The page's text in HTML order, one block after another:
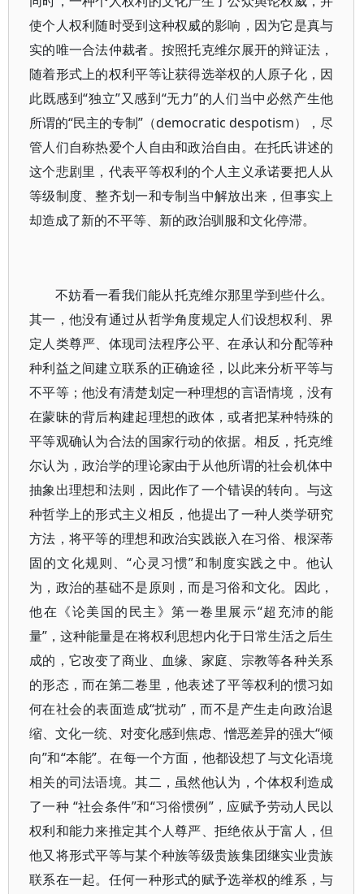
使个人权利随时受到这种权威的影响，因为它是真与
实的唯一合法仲裁者。按照托克维尔展开的辩证法，
随着形式上的权利平等让获得选举权的人原子化，因
此既感到“独立”又感到“无力”的人们当中必然产生他
所谓的“民主的专制”（democratic despotism），尽
管人们自称热爱个人自由和政治自由。在托氏讲述的
这个悲剧里，代表平等权利的个人主义承诺要把人从
等级制度、整齐划一和专制当中解放出来，但事实上
却造成了新的不平等、新的政治驯服和文化停滞。
不妨看一看我们能从托克维尔那里学到些什么。
其一，他没有通过从哲学角度规定人们设想权利、界
定人类尊严、体现司法程序公平、在承认和分配等种
种利益之间建立联系的正确途径，以此来分析平等与
不平等；他没有清楚划定一种理想的言语情境，没有
在蒙昧的背后构建起理想的政体，或者把某种特殊的
平等观确认为合法的国家行动的依据。相反，托克维
尔认为，政治学的理论家由于从他所谓的社会机体中
抽象出理想和法则，因此作了一个错误的转向。与这
种哲学上的形式主义相反，他提出了一种人类学研究
方法，将平等的理想和政治实践嵌入在习俗、根深蒂
固的文化规则、“心灵习惯”和制度实践之中。他认
为，政治的基础不是原则，而是习俗和文化。因此，
他在《论美国的民主》第一卷里展示“超充沛的能
量”，这种能量是在将权利思想内化于日常生活之后生
成的，它改变了商业、血缘、家庭、宗教等各种关系
的形态，而在第二卷里，他表述了平等权利的惯习如
何在社会的表面造成“扰动”，而不是产生走向政治退
缩、文化一统、对变化感到焦虑、憎恶差异的强大“倾
向”和“本能”。在每一个方面，他都设想了与文化语境
相关的司法语境。其二，虽然他认为，个体权利造成
了一种 “社会条件”和“习俗惯例”，应赋予劳动人民以
权利和能力来推定其个人尊严、拒绝依从于富人，但
他又将形式平等与某个种族等级贵族集团继实业贵族
联系在一起。任何一种形式的赋予选举权的维系，与